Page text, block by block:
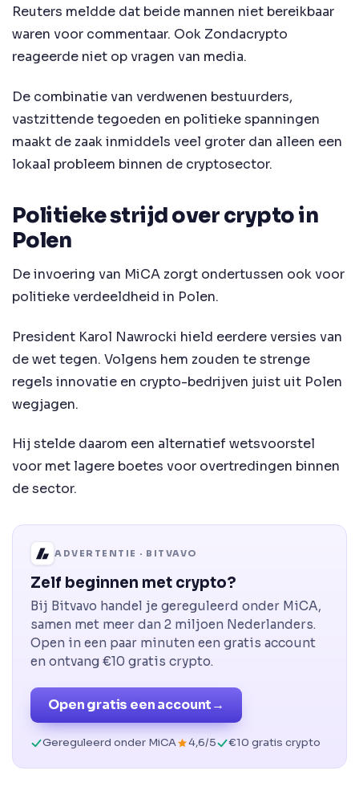
Reuters meldde dat beide mannen niet bereikbaar
waren voor commentaar. Ook Zondacrypto
reageerde niet op vragen van media.
De combinatie van verdwenen bestuurders,
vastzittende tegoeden en politieke spanningen
maakt de zaak inmiddels veel groter dan alleen een
lokaal probleem binnen de cryptosector.
Politieke strijd over crypto in
Polen
De invoering van MiCA zorgt ondertussen ook voor
politieke verdeeldheid in Polen.
President Karol Nawrocki hield eerdere versies van
de wet tegen. Volgens hem zouden te strenge
regels innovatie en crypto-bedrijven juist uit Polen
wegjagen.
Hij stelde daarom een alternatief wetsvoorstel
voor met lagere boetes voor overtredingen binnen
de sector.
ADVERTENTIE · BITVAVO
Zelf beginnen met crypto?
Bij Bitvavo handel je gereguleerd onder MiCA,
samen met meer dan 2 miljoen Nederlanders.
Open in een paar minuten een gratis account
en ontvang €10 gratis crypto.
Open gratis een account→
Gereguleerd onder MiCA 4,6/5 €10 gratis crypto